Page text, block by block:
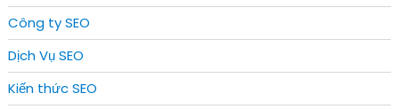
Công ty SEO
Dịch Vụ SEO
Kiến thức SEO